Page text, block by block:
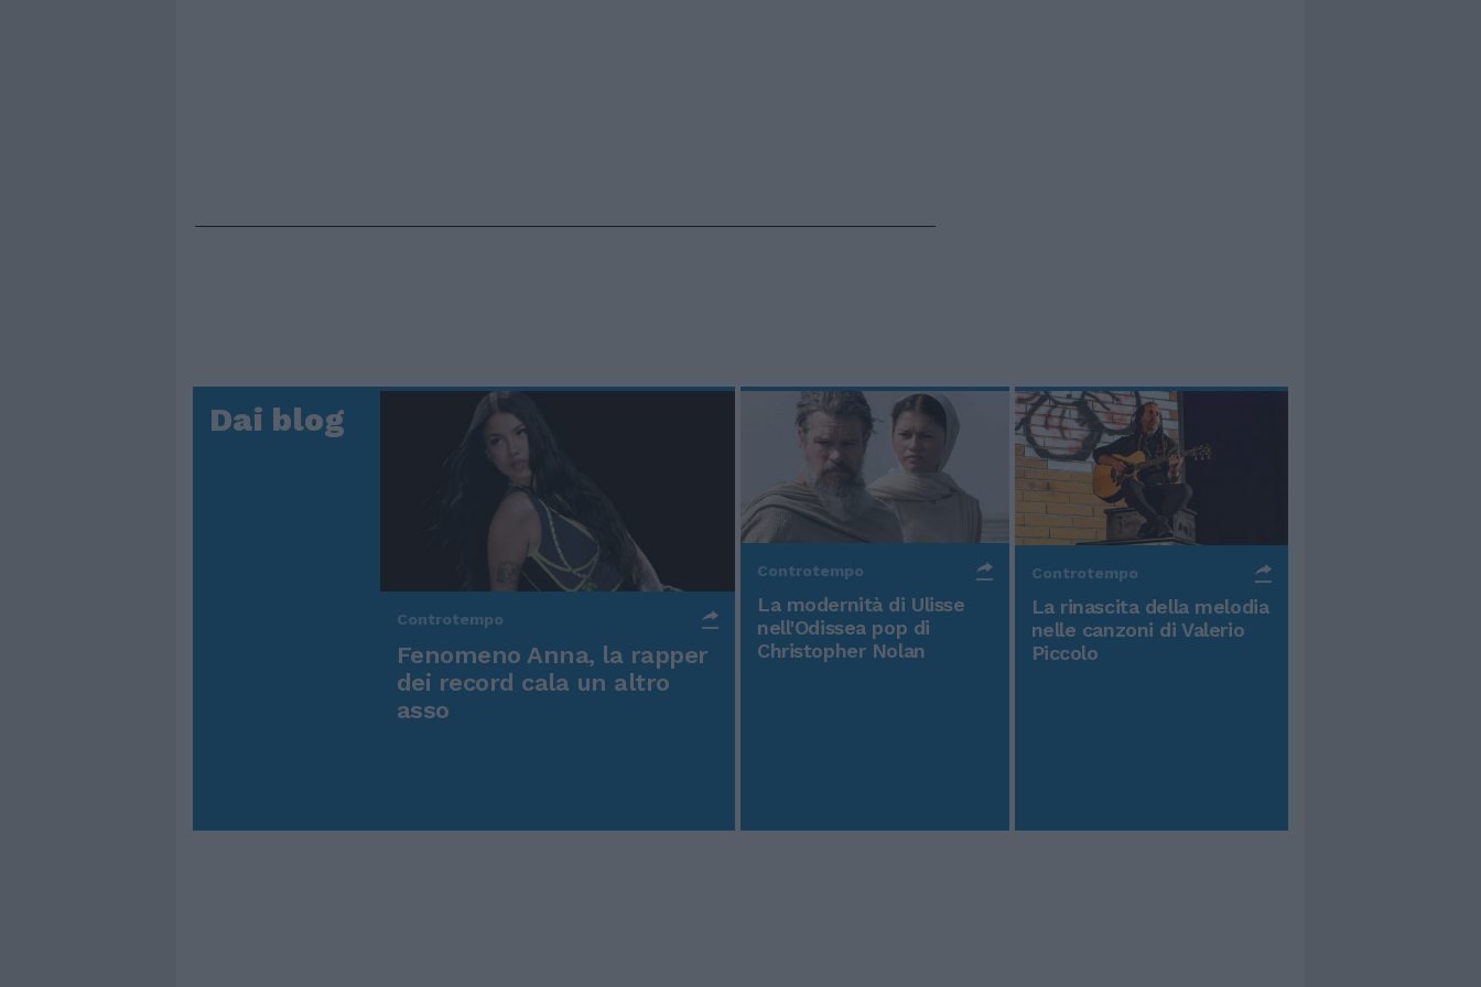
Dai blog
Controtempo
Fenomeno Anna, la rapper
dei record cala un altro
asso
Controtempo
La modernità di Ulisse
nell'Odissea pop di
Christopher Nolan
Controtempo
La rinascita della melodia
nelle canzoni di Valerio
Piccolo